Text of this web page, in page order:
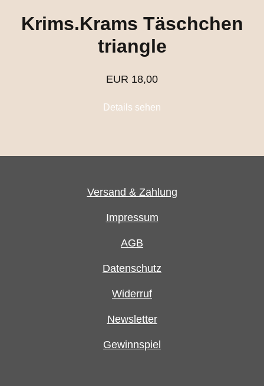
Krims.Krams Täschchen
triangle
EUR 18,00
Details sehen
Navigation überspringenVersand & Zahlung
Impressum
AGB
Datenschutz
Widerruf
Newsletter
Gewinnspiel